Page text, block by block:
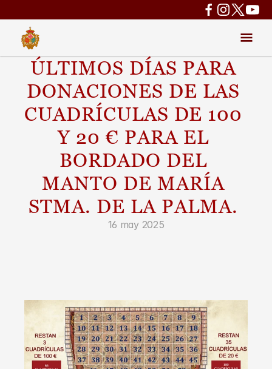
ÚLTIMOS DÍAS PARA
DONACIONES DE LAS
CUADRÍCULAS DE 100
Y 20 € PARA EL
BORDADO DEL
MANTO DE MARÍA
STMA. DE LA PALMA.
16 may 2025